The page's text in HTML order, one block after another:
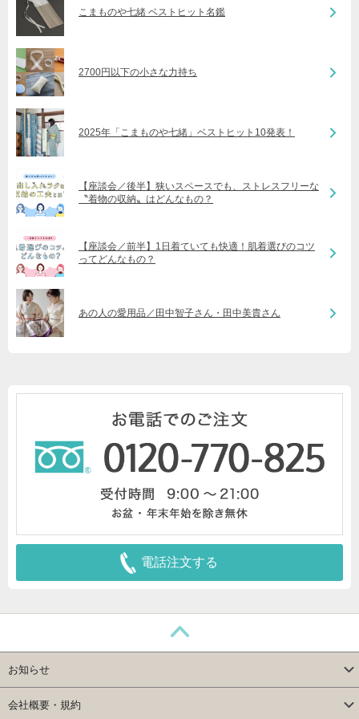
こまものや七緒 ベストヒット名鑑
2700円以下の小さな力持ち
2025年「こまものや七緒」ベストヒット10発表！
【座談会／後半】狭いスペースでも、ストレスフリーな
〝着物の収納〟はどんなもの？
【座談会／前半】1日着ていても快適！肌着選びのコツ
ってどんなもの？
あの人の愛用品／田中智子さん・田中美貴さん
電話注文する
お知らせ
会社概要・規約